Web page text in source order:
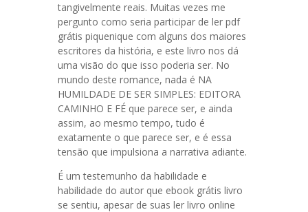
tangivelmente reais. Muitas vezes me
pergunto como seria participar de ler pdf
grátis piquenique com alguns dos maiores
escritores da história, e este livro nos dá
uma visão do que isso poderia ser. No
mundo deste romance, nada é NA
HUMILDADE DE SER SIMPLES: EDITORA
CAMINHO E FÉ que parece ser, e ainda
assim, ao mesmo tempo, tudo é
exatamente o que parece ser, e é essa
tensão que impulsiona a narrativa adiante.
É um testemunho da habilidade e
habilidade do autor que ebook grátis livro
se sentiu, apesar de suas ler livro online